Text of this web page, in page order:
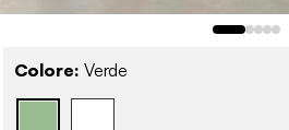
Colore: Verde